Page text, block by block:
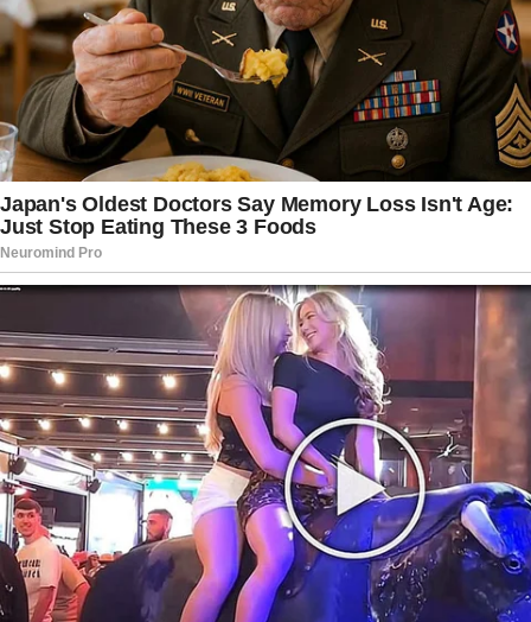
repentina, reforçando a sensação de interrupção
precoce de uma trajetória que ainda tinha muitos
projetos e contribuições a oferecer à dança e à
televisão.
Além da homenagem pessoal, Mariana Xavier
aproveitou a ocasião para fazer um apelo
relacionado à saúde mental. Em sua publicação,
ela incentivou o cuidado com o bem-estar
emocional, ressaltando a importância de se
ouvir, se acolher e buscar apoio quando
necessário. A mensagem foi recebida como um
alerta coletivo, ampliando o debate sobre os
desafios emocionais enfrentados por
profissionais que atuam em ambientes de alta
pressão.